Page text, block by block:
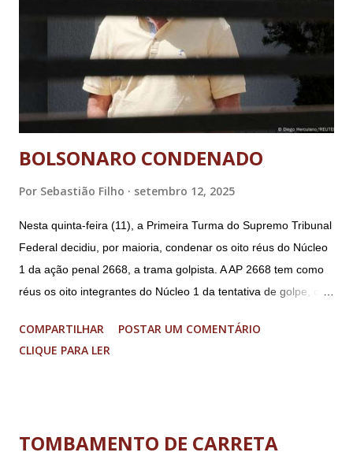
BOLSONARO CONDENADO
Por Sebastião Filho setembro 12, 2025
Nesta quinta-feira (11), a Primeira Turma do Supremo Tribunal
Federal decidiu, por maioria, condenar os oito réus do Núcleo
1 da ação penal 2668, a trama golpista. A AP 2668 tem como
réus os oito integrantes do Núcleo 1 da tentativa de golpe, ou
(PGR): o deputado federal Alexandre Ramagem, ex-diretor da
Agência Brasileira de Inteligência (Abin); o almirante Almir
Segurança Institucional (GSI); o tenente-coronel Mauro Cid,
COMPARTILHAR
POSTAR UM COMENTÁRIO
CLIQUE PARA LER
TOMBAMENTO DE CARRETA